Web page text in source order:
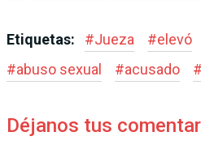
Etiquetas: #Jueza #elevó
#abuso sexual #acusado #
Déjanos tus